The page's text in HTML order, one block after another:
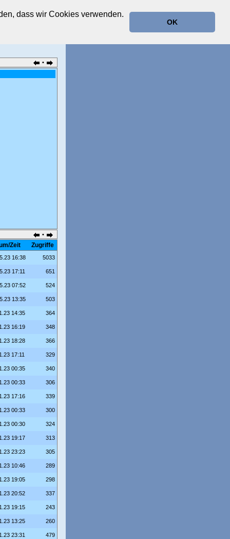
dass wir Cookies verwenden.
OK
•
•
Zeit Zugriffe
16:38 5033
17:11 651
07:52 524
13:35 503
14:35 364
16:19 348
18:28 366
17:11 329
00:35 340
00:33 306
17:16 339
00:33 300
00:30 324
19:17 313
23:23 305
10:46 289
19:05 298
20:52 337
19:15 243
13:25 260
23:31 479